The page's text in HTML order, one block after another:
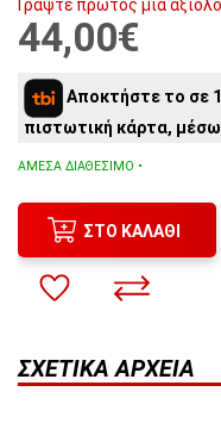
Γράψτε πρώτος μια
44,00€
Αποκτήστε το σε
πιστωτική κάρτα,
ΆΜΕΣΑ ΔΙΑΘΈΣΙΜΟ •
ΣΤΟ ΚΑΛΆΘΙ
ΣΧΕΤΙΚΆ ΑΡΧΕΊΑ